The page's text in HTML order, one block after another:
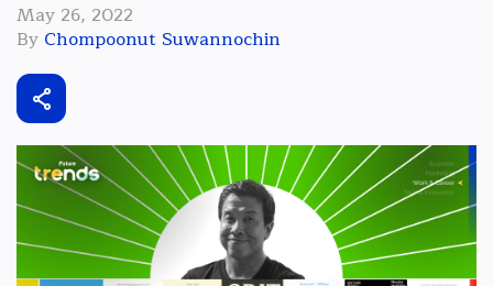
May 26, 2022
By Chompoonut Suwannochin